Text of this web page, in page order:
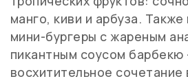
манго, киви и арбуза.
мини-бургеры с жареным
пикантным соусом барбекю
восхитительное сочетание